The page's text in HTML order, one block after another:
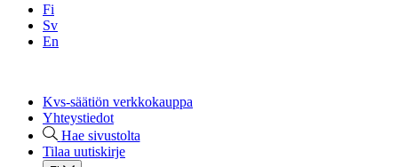
Fi
Sv
En
Kvs-säätiön verkkokauppa
Yhteystiedot
Hae sivustolta
Tilaa uutiskirje